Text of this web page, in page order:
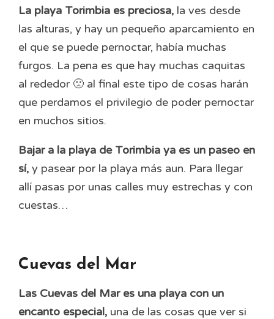
La playa Torimbia es preciosa, la ves desde
las alturas, y hay un pequeño aparcamiento en
el que se puede pernoctar, había muchas
furgos. La pena es que hay muchas caquitas
al rededor 🙁 al final este tipo de cosas harán
que perdamos el privilegio de poder pernoctar
en muchos sitios.
Bajar a la playa de Torimbia ya es un paseo en
sí, y pasear por la playa más aun. Para llegar
allí pasas por unas calles muy estrechas y con
cuestas…
Cuevas del Mar
Las Cuevas del Mar es una playa con un
encanto especial, una de las cosas que ver si